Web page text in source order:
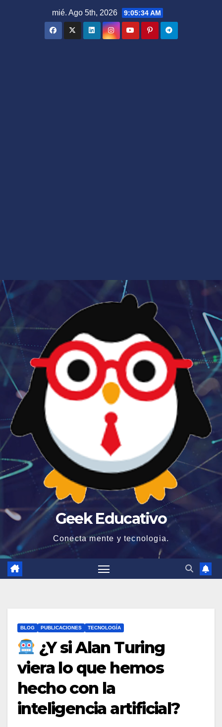
mié. Ago 5th, 2026 9:05:35 AM
Geek Educativo
Conecta mente y tecnologia.
BLOG PUBLICACIONES TECNOLOGÍA
¿Y si Alan Turing
viera lo que hemos
hecho con la
inteligencia artificial?